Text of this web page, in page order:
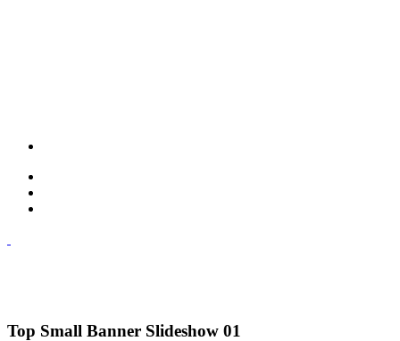
Top Small Banner Slideshow 01